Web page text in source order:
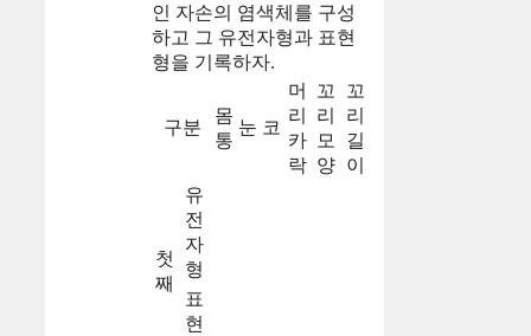
인 자손의 염색체를 구성
하고 그 유전자형과 표현
형을 기록하자.
구분
몸
통
눈 코
머
리
카
락
꼬
리
모
양
꼬
리
길
이
첫
째
유
전
자
형
표
현